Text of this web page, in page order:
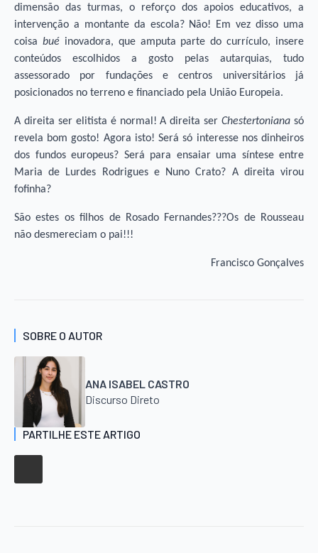
dimensão das turmas, o reforço dos apoios educativos, a
intervenção a montante da escola? Não! Em vez disso uma
coisa bué inovadora, que amputa parte do currículo, insere
conteúdos escolhidos a gosto pelas autarquias, tudo
assessorado por fundações e centros universitários já
posicionados no terreno e financiado pela União Europeia.
A direita ser elitista é normal! A direita serChestertoniana só
revela bom gosto! Agora isto! Será só interesse nos dinheiros
dos fundos europeus? Será para ensaiar uma síntese entre
Maria de Lurdes Rodrigues e Nuno Crato? A direita virou
fofinha?
São estes os filhos de Rosado Fernandes???Os de Rousseau
não desmereciam o pai!!!
Francisco Gonçalves
SOBRE O AUTOR
ANA ISABEL CASTRO
Discurso Direto
PARTILHE ESTE ARTIGO